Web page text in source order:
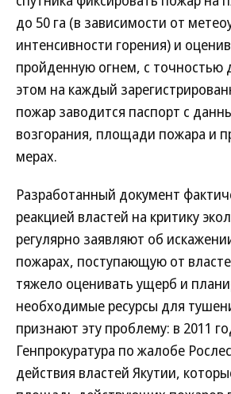
до 50 га (в зависимости от
интенсивности горения) и
пройденную огнем, с точностью
этом на каждый
пожар заводится паспорт с
возгорания, площади пожара и
мерах.
Разработанный документ
реакцией властей на критику
регулярно заявляют об
пожарах, поступающую от
тяжело оценивать ущерб и
необходимые ресурсы для
признают эту проблему: в 2011
Генпрокуратура по жалобе
действия властей Якутии,